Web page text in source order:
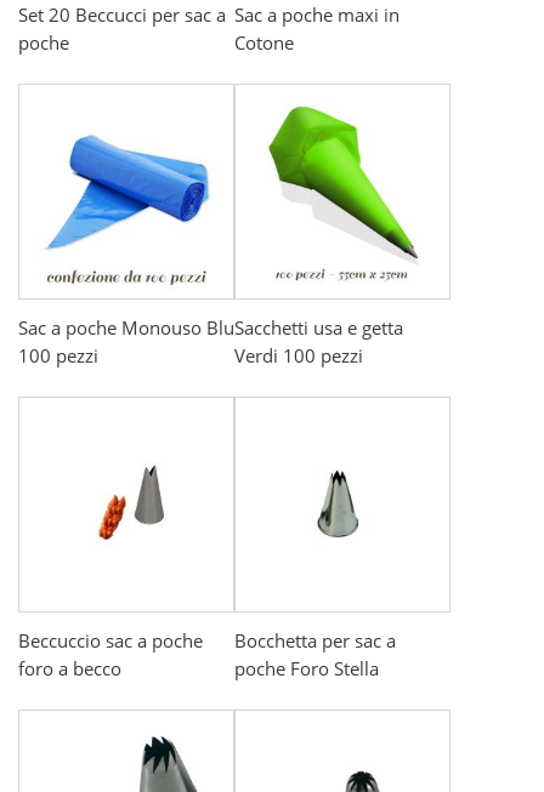
Set 20 Beccucci per sac a
poche
Sac a poche maxi in
Cotone
Sac a poche Monouso Blu
100 pezzi
Sacchetti usa e getta
Verdi 100 pezzi
Beccuccio sac a poche
foro a becco
Bocchetta per sac a
poche Foro Stella